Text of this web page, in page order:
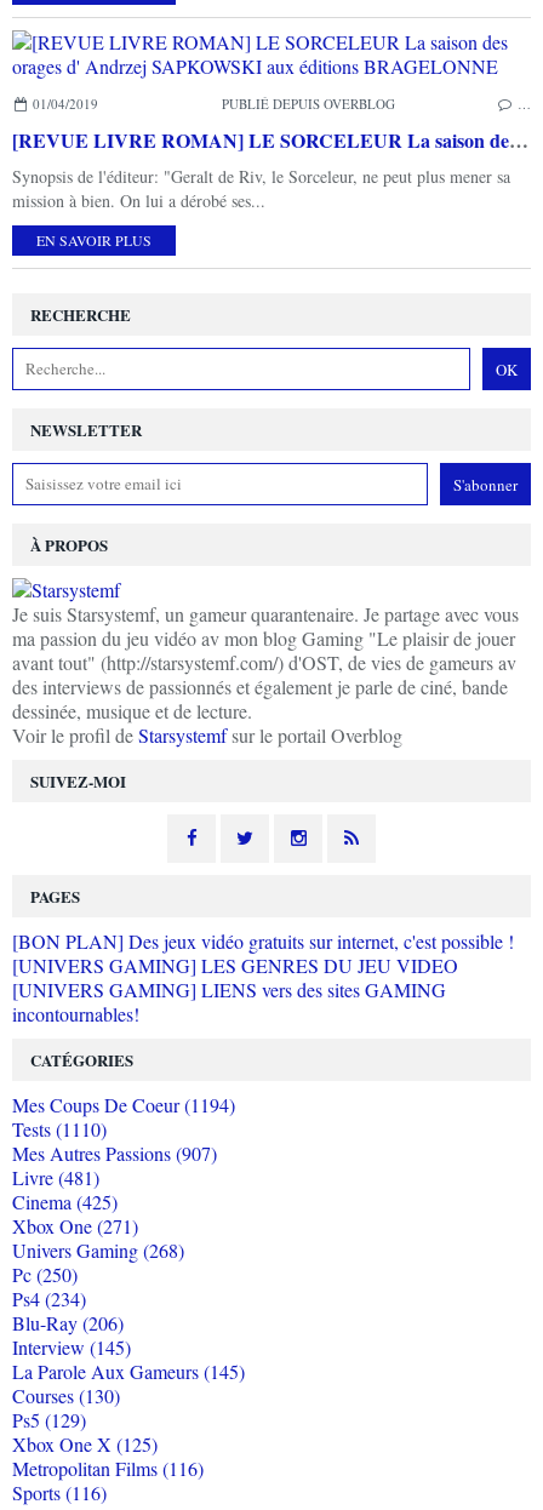
01/04/2019 PUBLIÉ DEPUIS OVERBLOG
[REVUE LIVRE ROMAN] LE SORCELEUR La saison des orages d' Andrzej SAPKOWSKI aux éditions BRAGELONNE
Synopsis de l'éditeur: "Geralt de Riv, le Sorceleur, ne peut plus mener sa
mission à bien. On lui a dérobé ses...
EN SAVOIR PLUS
NEWSLETTER
SUIVEZ-MOI
RECHERCHE
À PROPOS
Je suis Starsystemf, un gameur quarantenaire. Je partage avec vous
ma passion du jeu vidéo av mon blog Gaming "Le plaisir de jouer
avant tout" (http://starsystemf.com/) d'OST, de vies de gameurs av
des interviews de passionnés et également je parle de ciné, bande
dessinée, musique et de lecture.
Voir le profil deStarsystemfsur le portail Overblog
PAGES
[BON PLAN] Des jeux vidéo gratuits sur internet, c'est possible !
[UNIVERS GAMING] LES GENRES DU JEU VIDEO
[UNIVERS GAMING] LIENS vers des sites GAMING
incontournables!
CATÉGORIES
Mes Coups De Coeur (1194)
Tests (1110)
Mes Autres Passions (907)
Livre (481)
Cinema (425)
Xbox One (271)
Univers Gaming (268)
Pc (250)
Ps4 (234)
Blu-Ray (206)
Interview (145)
La Parole Aux Gameurs (145)
Courses (130)
Ps5 (129)
Xbox One X (125)
Metropolitan Films (116)
Sports (116)